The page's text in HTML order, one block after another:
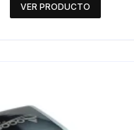
VER PRODUCTO